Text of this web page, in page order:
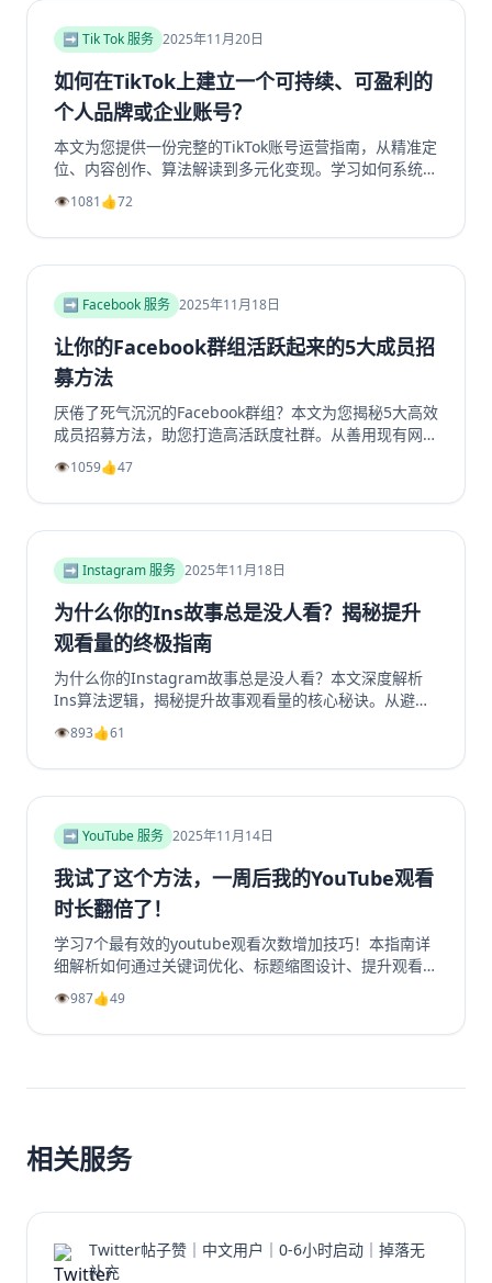
即了解如何提升你的YouTube视频收益！
➡️ Tik Tok 服务 2025年11月20日
如何在TikTok上建立一个可持续、可盈利的
个人品牌或企业账号？
本文为您提供一份完整的TikTok账号运营指南，从精准定
位、内容创作、算法解读到多元化变现。学习如何系统性
地构建一个具有持久生命力和盈利能力的TikTok个人品牌
或企业账号，避免常见陷阱，实现商业增长。掌握核心策
略，玩转TikTok营销。
👁️1081👍72
➡️ Facebook 服务 2025年11月18日
让你的Facebook群组活跃起来的5大成员招
募方法
厌倦了死气沉沉的Facebook群组？本文为您揭秘5大高效
成员招募方法，助您打造高活跃度社群。从善用现有网
络、优化群组资料，到利用Facebook生态系统内部引
流、创造高价值内容，再到策划专属活动，我们提供一步
步的实操指南。学习如何将精准用户转化为活跃成员，彻
Facebook群组重现生机与活力。立即阅读，开启您的社
群繁荣之路！
👁️1059👍47
➡️ Instagram 服务 2025年11月18日
为什么你的Ins故事总是没人看？揭秘提升
观看量的终极指南
为什么你的Instagram故事总是没人看？本文深度解析
Ins算法逻辑，揭秘提升故事观看量的核心秘诀。从避免
内容陷阱、善用投票问答等互动工具，到优化发布时机、
利用精选故事功能，我们提供一套完整的实战指南。学习
如何创作吸引眼球的开场、提供娱乐或教育价值，并有效
得更多Instagram帖子点赞，这篇超过2000字的终极指
南都将为你指明方向，让你的Ins故事从无人问津变为流
量磁石。
👁️893👍61
➡️ YouTube 服务 2025年11月14日
我试了这个方法，一周后我的YouTube观看
时长翻倍了！
学习7个最有效的youtube观看次数增加技巧！本指南详
细解析如何通过关键词优化、标题缩图设计、提升观看时
长、利用Shorts引流及社群运营等策略，系统性地提升
你的YouTube视频播放量、YouTube订阅和YouTube观
看时长。无论新手或老手，都能通过这些实战方法让频道
👁️987👍49
相关服务
Twitter帖子赞｜中文用户｜0-6小时启动｜掉落无
补充